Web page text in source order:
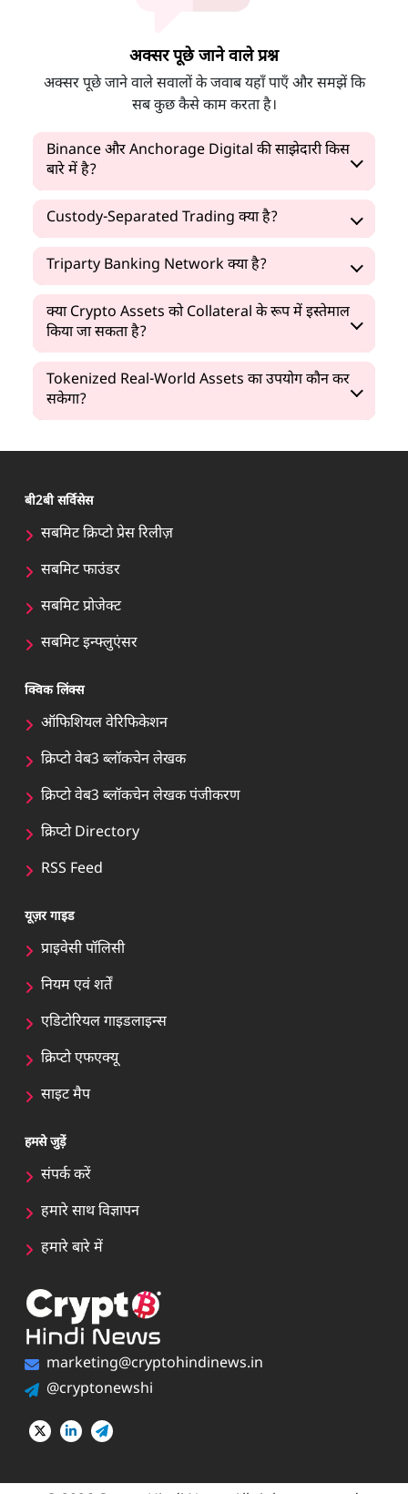
अक्सर पूछे जाने वाले प्रश्न
अक्सर पूछे जाने वाले सवालों के जवाब यहाँ पाएँ और समझें कि
सब कुछ कैसे काम करता है।
Binance और Anchorage Digital की साझेदारी किस
बारे में है?
Custody-Separated Trading क्या है?
Triparty Banking Network क्या है?
क्या Crypto Assets को Collateral के रूप में इस्तेमाल
किया जा सकता है?
Tokenized Real-World Assets का उपयोग कौन कर
सकेगा?
बी2बी सर्विसेस
सबमिट क्रिप्टो प्रेस रिलीज़
सबमिट फाउंडर
सबमिट प्रोजेक्ट
सबमिट इन्फ्लुएंसर
क्विक लिंक्स
ऑफिशियल वेरिफिकेशन
क्रिप्टो वेब3 ब्लॉकचेन लेखक
क्रिप्टो वेब3 ब्लॉकचेन लेखक पंजीकरण
क्रिप्टो Directory
RSS Feed
यूज़र गाइड
प्राइवेसी पॉलिसी
नियम एवं शर्तें
एडिटोरियल गाइडलाइन्स
क्रिप्टो एफएक्यू
साइट मैप
हमसे जुड़ें
संपर्क करें
हमारे साथ विज्ञापन
हमारे बारे में
marketing@cryptohindinews.in
@cryptonewshi